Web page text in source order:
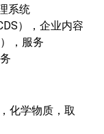
系统
），企业内容
，服务
化学物质，取